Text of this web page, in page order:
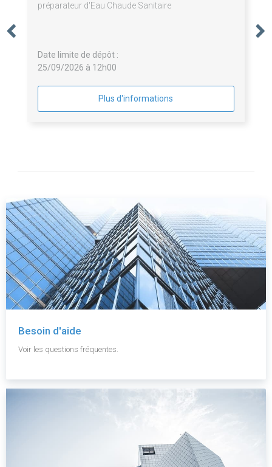
préparateur d'Eau Chaude Sanitaire
Date limite de dépôt :
25/09/2026 à 12h00
Plus d'informations
Besoin d'aide
Voir les questions fréquentes.